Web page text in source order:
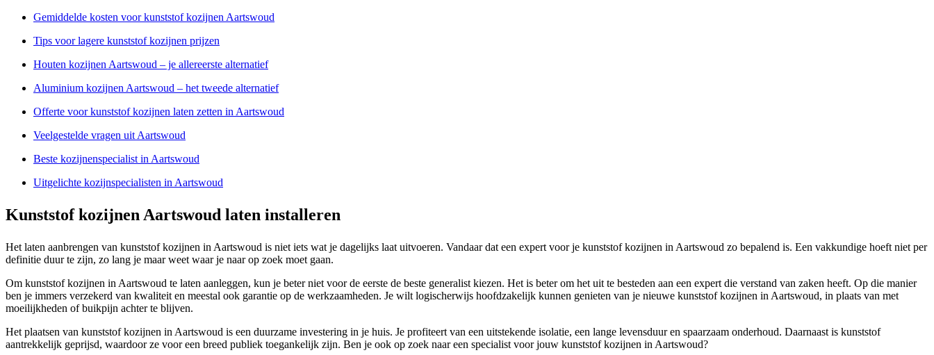
Gemiddelde kosten voor kunststof kozijnen Aartswoud
Tips voor lagere kunststof kozijnen prijzen
Houten kozijnen Aartswoud – je allereerste alternatief
Aluminium kozijnen Aartswoud – het tweede alternatief
Offerte voor kunststof kozijnen laten zetten in Aartswoud
Veelgestelde vragen uit Aartswoud
Beste kozijnenspecialist in Aartswoud
Uitgelichte kozijnspecialisten in Aartswoud
Kunststof kozijnen Aartswoud laten installeren
Het laten aanbrengen van kunststof kozijnen in Aartswoud is niet iets wat je dagelijks laat uitvoeren. Vandaar dat een expert voor je kunststof kozijnen in Aartswoud zo bepalend is. Een vakkundige hoeft niet per
definitie duur te zijn, zo lang je maar weet waar je naar op zoek moet gaan.
Om kunststof kozijnen in Aartswoud te laten aanleggen, kun je beter niet voor de eerste de beste generalist kiezen. Het is beter om het uit te besteden aan een expert die verstand van zaken heeft. Op die manier
ben je immers verzekerd van kwaliteit en meestal ook garantie op de werkzaamheden. Je wilt logischerwijs hoofdzakelijk kunnen genieten van je nieuwe kunststof kozijnen in Aartswoud, in plaats van met
moeilijkheden of buikpijn achter te blijven.
Het plaatsen van kunststof kozijnen in Aartswoud is een duurzame investering in je huis. Je profiteert van een uitstekende isolatie, een lange levensduur en spaarzaam onderhoud. Daarnaast is kunststof
aantrekkelijk geprijsd, waardoor ze voor een breed publiek toegankelijk zijn. Ben je ook op zoek naar een specialist voor jouw kunststof kozijnen in Aartswoud?